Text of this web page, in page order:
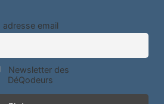
adresse email
Newsletter des
DéQodeurs